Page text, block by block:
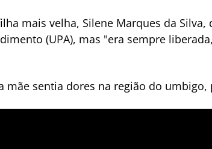
mais velha, Silene Marques da
(UPA), mas "era sempre
mãe sentia dores na região do